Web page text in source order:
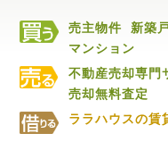
売主物件 新築
マンション
不動産売却専門
売却無料査定
ララハウスの賃